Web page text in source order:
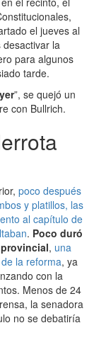
el jueves al
la
para algunos
tarde.
”, se quejó un
con Bullrich.
poco después
y platillos, las
al capítulo de
. Poco duró
, una
la reforma, ya
con la
Menos de 24
la senadora
no se debatiría